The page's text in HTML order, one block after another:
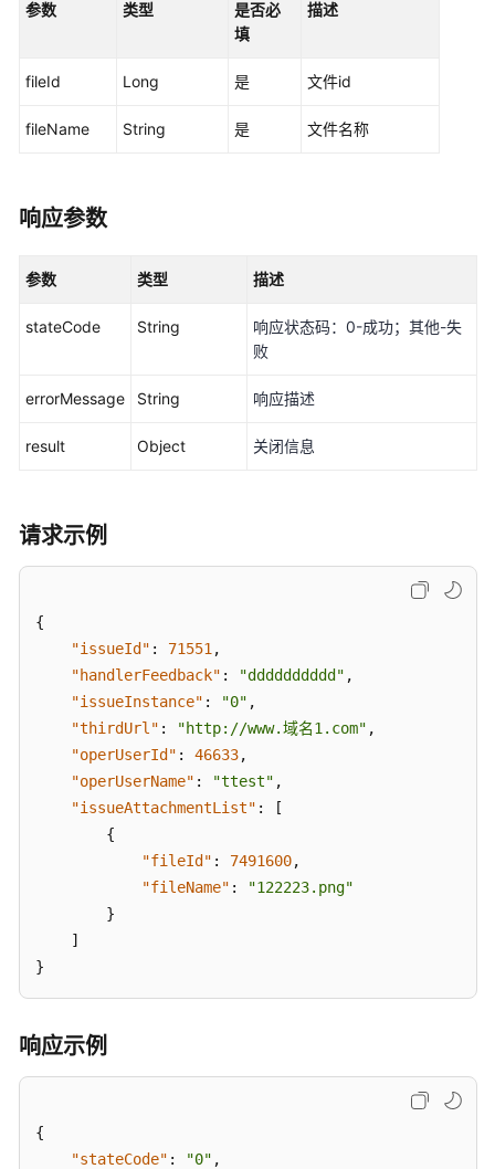
（API
单
新
增
（API
名
称：
createIssueConfig）
问
题
处
名
openApiBatchUpdateIssueHandler）
问
参数 类型
是否必
填
描述
fileId Long 是 文件id
fileName String 是 文件名称
响应参数
参数 类型 描述
stateCode String
响应状态码：0-成功；其他-失
败
errorMessage String 响应描述
result Object 关闭信息
请求示例
{
"issueId" : 71551 ,
"handlerFeedback" : "dddddddddd" ,
"issueInstance" : "0" ,
"thirdUrl" : "http://www.域名1.com" ,
"operUserId" : 46633,
"operUserName" : "ttest" ,
"issueAttachmentList" :
[
{
"fileId" : 7491600,
"fileName" :
"122223.png"
}
]
}
响应示例
{
"stateCode" : "0" ,